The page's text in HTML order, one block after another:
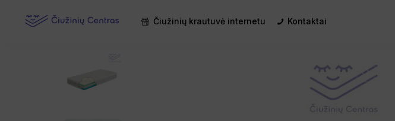
Čiužinių krautuvė internetu Kontaktai